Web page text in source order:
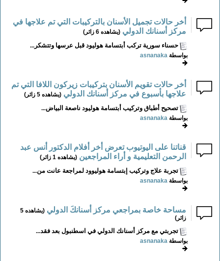
أخر حالات تجميل الأسنان بالتركيبات التي تم علاجها في
مركز أسنانك الدولي
(يشاهده 6 زائر)
حسناء سورية تركب أبتسامة هوليود قبل عرسها وتتشكر...
بواسطةasnanaka
أخر حالات تقويم الأسنان بتركيبات زيركون اللافا التي تم
علاجها بأسبوع في مركز أسنانك الدولي
(يشاهده 5 زائر)
تصحيح أطباق وتركيب أبتسامة هوليود ناصعة البياض...
بواسطةasnanaka
قناتنا على اليوتيوب تعرض أخر أفلام الدكتور أنس عبد
الرحمن التعليمية و أراء المراجعين
(يشاهده 1 زائر)
تجربة علاج وتركيب إبتسامة هوليوود لمراجعة عانت من...
بواسطةasnanaka
مساحة خاصة بمراجعي مركز أسنانكَ الدولي
(يشاهده 5
زائر)
تجربتي مع مركز أسنانك الدولي في اسطنبول بعد فقد...
بواسطةasnanaka